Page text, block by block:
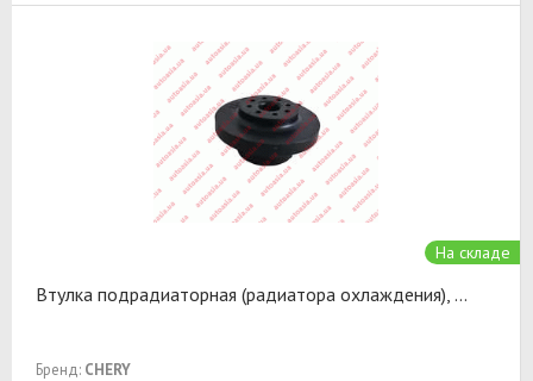
На складе
Втулка подрадиаторная (радиатора охлаждения), ...
Бренд: CHERY